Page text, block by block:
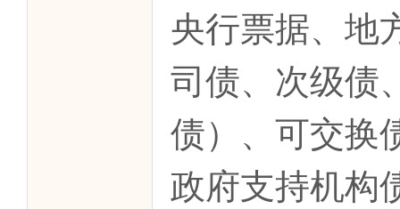
央行票据、地
司债、次级债
债）、可交换
政府支持机构